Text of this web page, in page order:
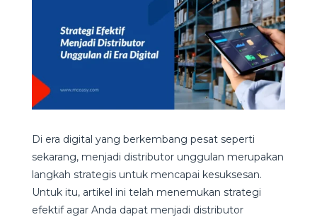
Di era digital yang berkembang pesat seperti
sekarang, menjadi distributor unggulan merupakan
langkah strategis untuk mencapai kesuksesan.
Untuk itu, artikel ini telah menemukan strategi
efektif agar Anda dapat menjadi distributor